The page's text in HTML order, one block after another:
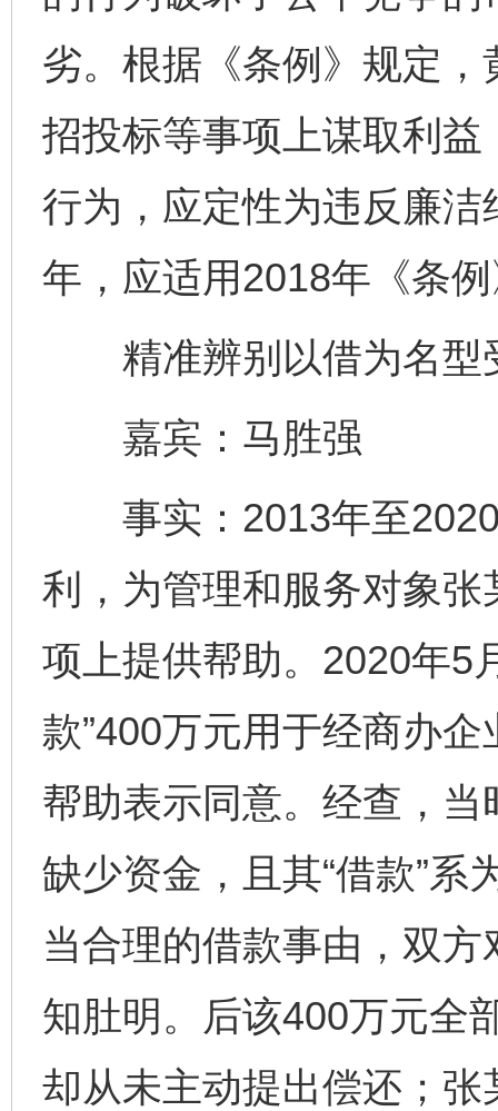
劣。根据《条例》规定
招投标等事项上谋取利
行为，应定性为违反廉
年，应适用2018年《条
精准辨别以借为名型
嘉宾：马胜强
事实：2013年至2020
利，为管理和服务对象
项上提供帮助。2020年5
款”400万元用于经商办
帮助表示同意。经查，
缺少资金，且其“借款”系
当合理的借款事由，双方
知肚明。后该400万元全
却从未主动提出偿还；